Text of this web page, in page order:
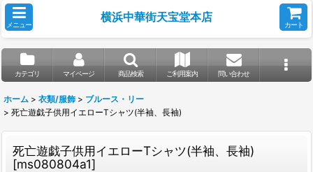
メニュー
横浜中華街天宝堂本店
カート
カテゴリ マイページ 商品検索 ご利用案内 問い合わせ
ホーム > 衣類/服飾 > ブルース・リー
> 死亡遊戯子供用イエローTシャツ(半袖、長袖)
死亡遊戯子供用イエローTシャツ(半袖、長袖)
[ms080804a1]